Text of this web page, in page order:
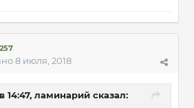
8 июля, 2018
14:47, ламинарий сказал: